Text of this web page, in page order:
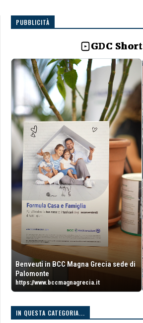
PUBBLICITÀ
GDC Short
Benveuti in BCC Magna Grecia sede di
Palomonte
https://www.bccmagnagrecia.it
IN QUESTA CATEGORIA...